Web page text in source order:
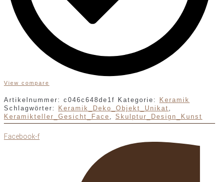
View compare
Artikelnummer: c046c648de1f Kategorie:
Keramik
Schlagwörter:
Keramik_Deko_Objekt_Unikat ,
Keramikteller_Gesicht_Face , Skulptur_Design_Kunst
Facebook-f